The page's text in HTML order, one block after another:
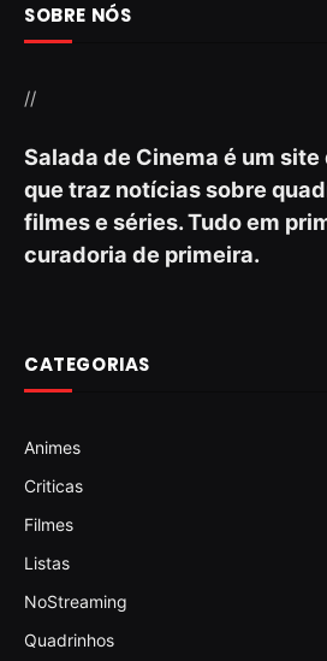
SOBRE NÓS
//
Salada de Cinema é um
que traz notícias sobre
filmes e séries. Tudo em
curadoria de primeira.
CATEGORIAS
Animes
Criticas
Filmes
Listas
NoStreaming
Quadrinhos